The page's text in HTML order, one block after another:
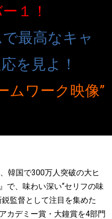
１！
最高なキャ
を見よ！
ムワーク映像”
韓国で300万人突破の大ヒ
で、味わい深い“セリフの味
監督として注目を集めた
カデミー賞・大鐘賞を4部門